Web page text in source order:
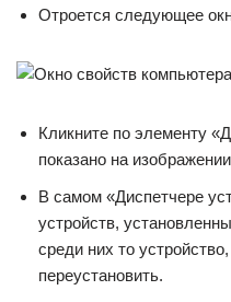
Отроется следующее
Кликните по элементу
показано на
В самом «Диспетчере
устройств,
среди них то
переустановить.